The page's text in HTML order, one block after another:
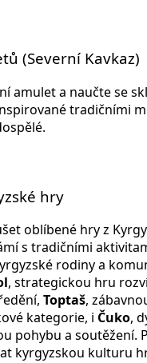
(Severní Kavkaz)
amulet a naučte se
tradičními
hry
oblíbené hry z
s tradičními
rodiny a
, strategickou hru
Toptaš,
kategorie, i Čuko,
pohybu a soutěžení.
kyrgyzskou kulturu